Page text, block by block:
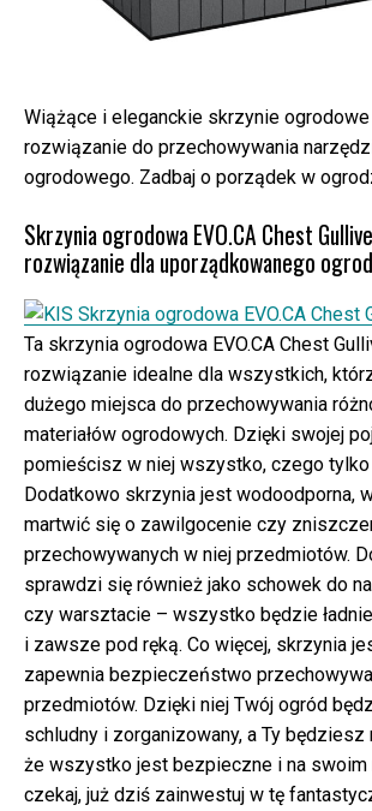
Wiążące i eleganckie skrzynie
rozwiązanie do przechowywania
ogrodowego. Zadbaj o porządek w
Skrzynia ogrodowa EVO.CA Chest
rozwiązanie dla uporządkowanego
Ta skrzynia ogrodowa EVO.CA Chest
rozwiązanie idealne dla wszystkich,
dużego miejsca do przechowywania
materiałów ogrodowych. Dzięki swojej
pomieścisz w niej wszystko, czego
Dodatkowo skrzynia jest wodoodporna,
martwić się o zawilgocenie czy
przechowywanych w niej przedmiotów.
sprawdzi się również jako schowek do
czy warsztacie – wszystko będzie
i zawsze pod ręką. Co więcej, skrzynia
zapewnia bezpieczeństwo
przedmiotów. Dzięki niej Twój ogród
schludny i zorganizowany, a Ty będziesz
że wszystko jest bezpieczne i na swoim
czekaj, już dziś zainwestuj w tę